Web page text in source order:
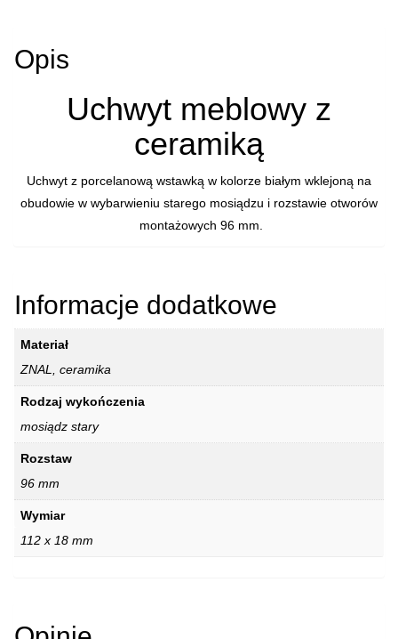
FLORA
Opis
Uchwyt meblowy z
ceramiką
Uchwyt z porcelanową wstawką w kolorze białym wklejoną na
obudowie w wybarwieniu starego mosiądzu i rozstawie otworów
montażowych 96 mm.
Informacje dodatkowe
Materiał
ZNAL, ceramika
Rodzaj wykończenia
mosiądz stary
Rozstaw
96 mm
Wymiar
112 x 18 mm